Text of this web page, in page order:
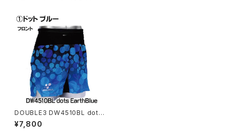
DOUBLE3 DW4510BL dots
Earth Blue ランニングパンツマ
ルチポケット（インナーパンツ付
¥7,800